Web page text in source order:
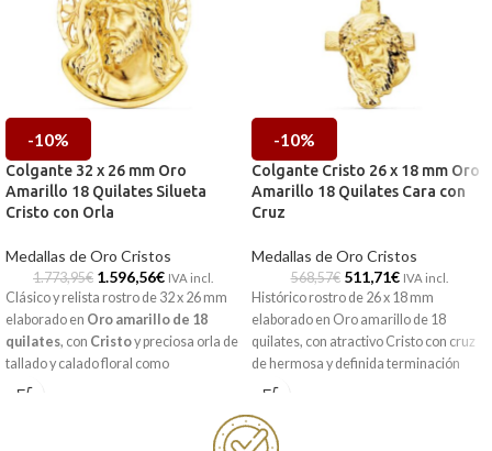
-10%
Colgante 32 x 26 mm Oro
Amarillo 18 Quilates Silueta
Cristo con Orla
Medallas de Oro Cristos
1.773,95€ 1.596,56€ IVA incl.
Clásico y relista rostro de 32 x 26 mm
elaborado en Oro amarillo de 18
quilates, con Cristoy preciosa orla de
tallado y calado floral como
decoración, que va acompañada por
-10%
Colgante Cristo 26 x 18 mm Oro
Amarillo 18 Quilates Cara con
Cruz
Medallas de Oro Cristos
568,57€ 511,71€ IVA incl.
Histórico rostro de 26 x 18 mm
elaborado en Oro amarillo de 18
quilates, con atractivo Cristo con cruz
de hermosa y definida terminación
brillo.
Puedes encontrarlo en nuestras
tiendas de Málaga y Melilla, o si lo